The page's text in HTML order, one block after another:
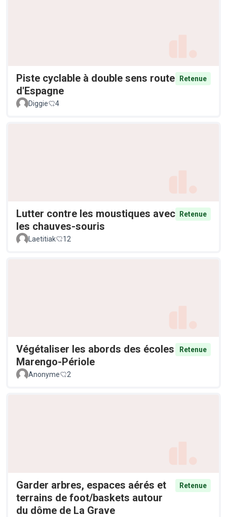
Piste cyclable à double sens route
d'Espagne
Retenue
Diggie 4
Lutter contre les moustiques avec
les chauves-souris
Retenue
Laetitiak 12
Végétaliser les abords des écoles
Marengo-Périole
Retenue
Anonyme 2
Garder arbres, espaces aérés et
terrains de foot/baskets autour
du dôme de La Grave
Retenue